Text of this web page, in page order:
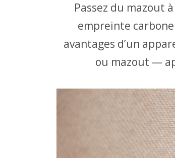
Passez du mazout
empreinte
avantages d’un
ou mazout —